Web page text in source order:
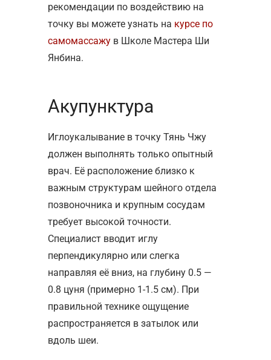
рекомендации по воздействию на
точку вы можете узнать на курсе по
самомассажу в Школе Мастера Ши
Янбина.
Акупунктура
Иглоукалывание в точку Тянь Чжу
должен выполнять только опытный
врач. Её расположение близко к
важным структурам шейного отдела
позвоночника и крупным сосудам
требует высокой точности.
Специалист вводит иглу
перпендикулярно или слегка
направляя её вниз, на глубину 0.5 —
0.8 цуня (примерно 1-1.5 см). При
правильной технике ощущение
распространяется в затылок или
вдоль шеи.